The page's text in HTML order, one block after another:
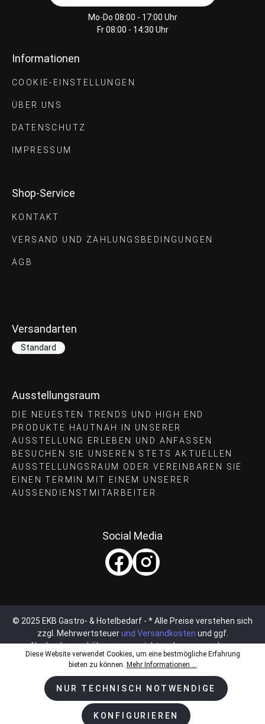
Mo-Do 08:00 - 17:00 Uhr
Fr 08:00 - 14:30 Uhr
Informationen
COOKIE-EINSTELLUNGEN
ÜBER UNS
DATENSCHUTZ
IMPRESSUM
Shop-Service
KONTAKT
VERSAND UND ZAHLUNGS­BEDINGUNGEN
AGB
Versandarten
Standard
Ausstellungsraum
DIE NEUESTEN TRENDS UND HIGH END
PRODUKTE HAUTNAH IN UNSERER
AUSSTELLUNG ERLEBEN UND ANFASSEN.
BESUCHEN SIE UNSEREN STETS AKTUELLEN
AUSSTELLUNGSRAUM ODER VEREINBAREN SIE
EINEN TERMIN MIT EINEM UNSERER
AUSSENDIENSTMITARBEITER.
Social Media
© 2025 EKB Gastro- & Hotelbedarf - * Alle Preise verstehen sich
zzgl. Mehrwertsteuerund Versandkosten und ggf.
Nachnahmegebühren, wenn nicht anders angegeben.
Diese Website verwendet Cookies, um eine bestmögliche Erfahrung
bieten zu können. Mehr Informationen ...
NUR TECHNISCH NOTWENDIGE
KONFIGURIEREN